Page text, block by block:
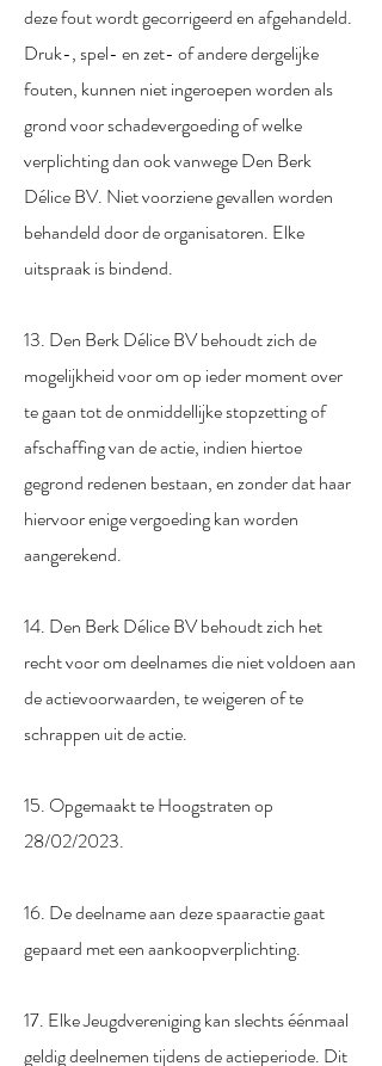
deze fout wordt gecorrigeerd en afgehandeld.
Druk-, spel- en zet- of andere dergelijke
fouten, kunnen niet ingeroepen worden als
grond voor schadevergoeding of welke
verplichting dan ook vanwege Den Berk
Délice BV. Niet voorziene gevallen worden
behandeld door de organisatoren. Elke
uitspraak is bindend.
13. Den Berk Délice BV behoudt zich de
mogelijkheid voor om op ieder moment over
te gaan tot de onmiddellijke stopzetting of
afschaffing van de actie, indien hiertoe
gegrond redenen bestaan, en zonder dat haar
hiervoor enige vergoeding kan worden
aangerekend.
14. Den Berk Délice BV behoudt zich het
recht voor om deelnames die niet voldoen aan
de actievoorwaarden, te weigeren of te
schrappen uit de actie.
15. Opgemaakt te Hoogstraten op
28/02/2023.
16. De deelname aan deze spaaractie gaat
gepaard met een aankoopverplichting.
17. Elke Jeugdvereniging kan slechts éénmaal
geldig deelnemen tijdens de actieperiode. Dit